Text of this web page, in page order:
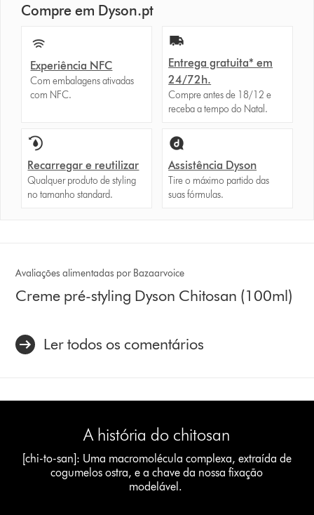
Compre em Dyson.pt
Experiência NFC
Com embalagens ativadas
com NFC.
Entrega gratuita* em
24/72h.
Compre antes de 18/12 e
receba a tempo do Natal.
Recarregar e reutilizar
Qualquer produto de styling
no tamanho standard.
Assistência Dyson
Tire o máximo partido das
suas fórmulas.
Avaliações alimentadas por Bazaarvoice
Creme pré-styling Dyson Chitosan (100ml)
Ler todos os comentários
A história do chitosan
[chi-to-san]: Uma macromolécula complexa, extraída de
cogumelos ostra, e a chave da nossa fixação
modelável.